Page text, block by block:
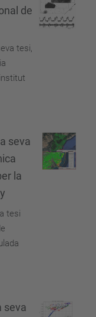
de
tesi,
seva
la
tesi
seva